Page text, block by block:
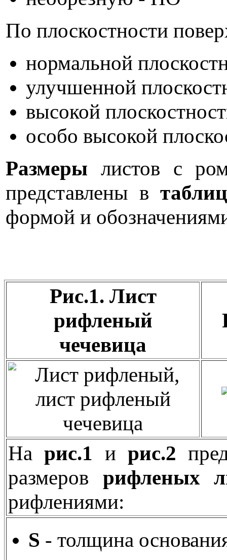
По плоскостности
нормальной
улучшенной
высокой
особо высокой
Размеры листов с
представлены в
формой и
Рис.1. Лист
рифленый
чечевица
Нарис.1 и рис.2
размеров рифленых
рифлениями:
S - толщина